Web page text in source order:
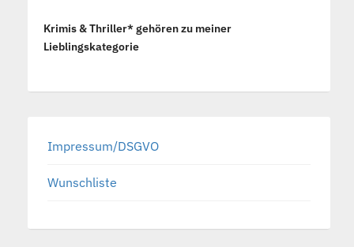
Krimis & Thriller* gehören zu meiner
Lieblingskategorie
Impressum/DSGVO
Wunschliste